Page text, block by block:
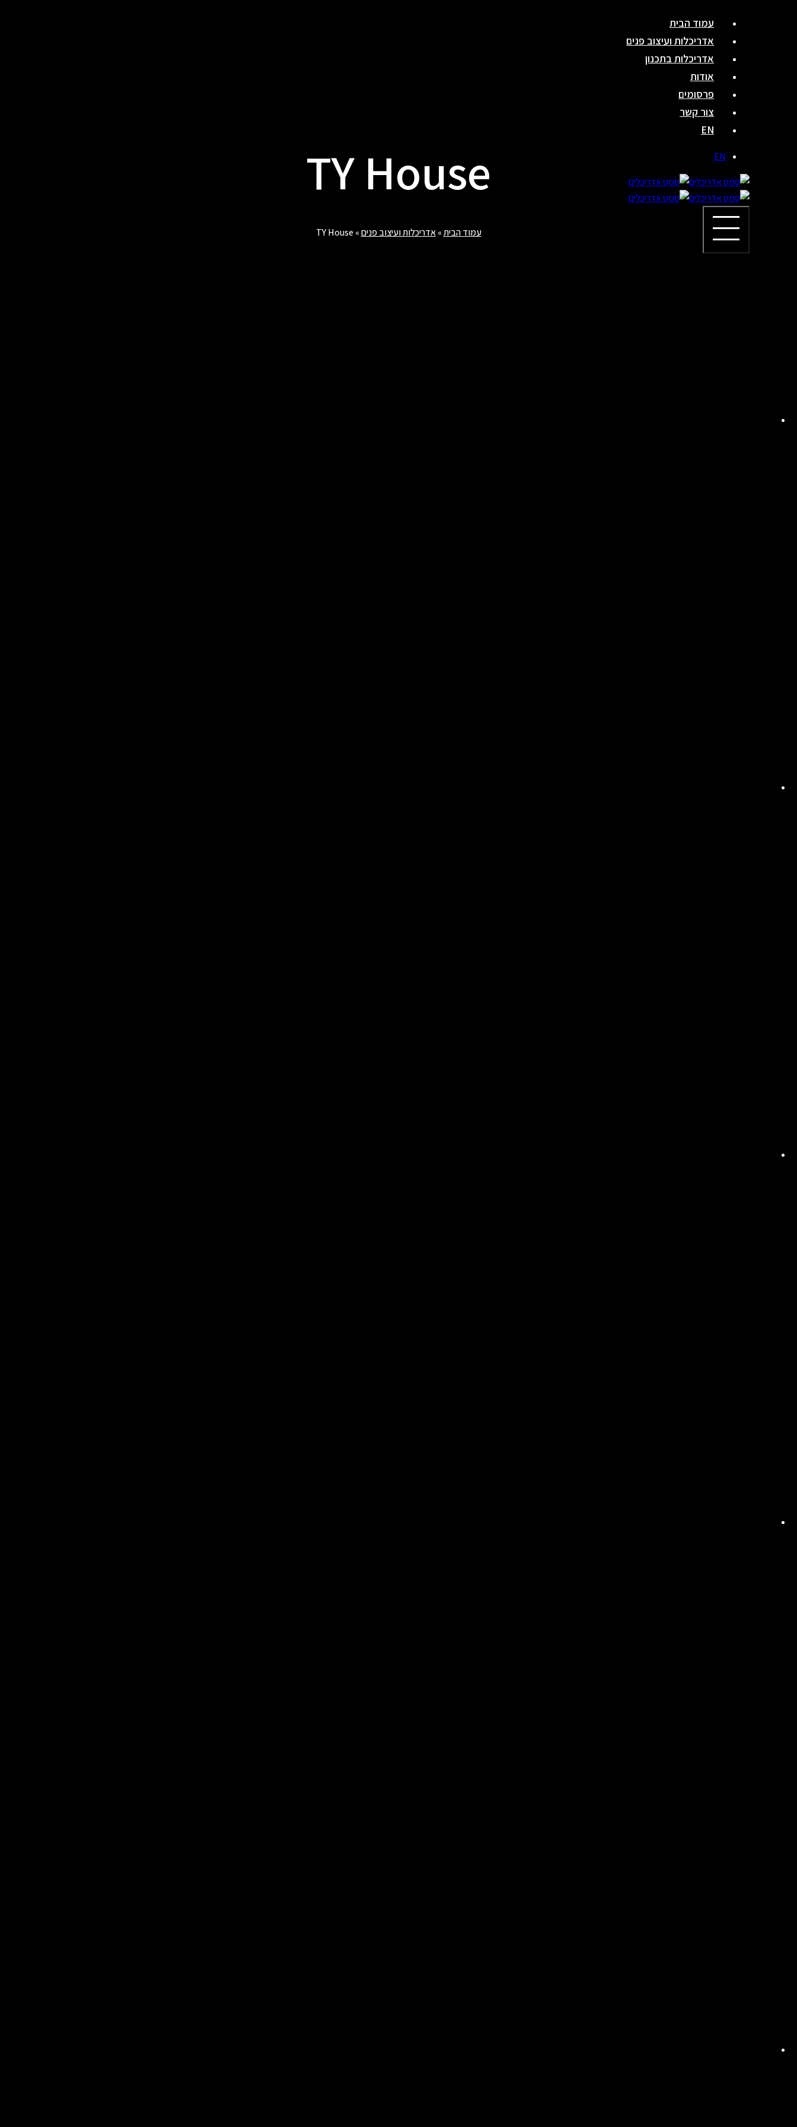
עמוד הבית
אדריכלות ועיצוב פנים
אדריכלות בתכנון
אודות
פרסומים
צור קשר
EN
EN
TY House
עמוד הבית»אדריכלות ועיצוב פנים»
TY House